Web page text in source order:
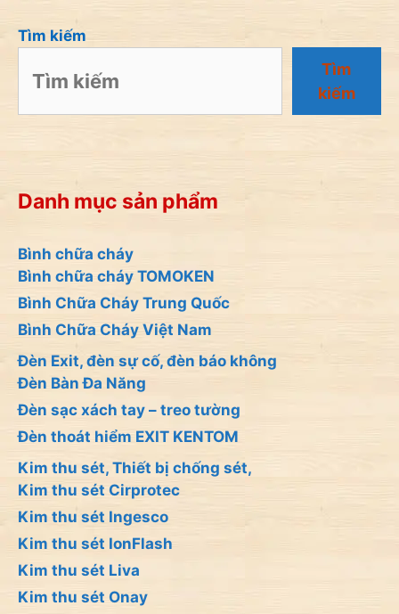
Tìm kiếm
Tìm
kiếm
Danh mục sản phẩm
Bình chữa cháy
Bình chữa cháy TOMOKEN
Bình Chữa Cháy Trung Quốc
Bình Chữa Cháy Việt Nam
Đèn Exit, đèn sự cố, đèn báo không
Đèn Bàn Đa Năng
Đèn sạc xách tay – treo tường
Đèn thoát hiểm EXIT KENTOM
Kim thu sét, Thiết bị chống sét,
Kim thu sét Cirprotec
Kim thu sét Ingesco
Kim thu sét IonFlash
Kim thu sét Liva
Kim thu sét Onay